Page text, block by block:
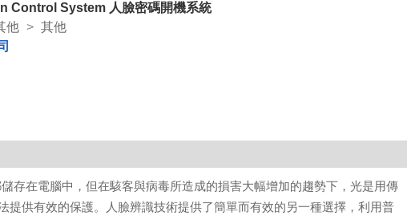
Control System 人臉密碼開機系統
他 > 其他
存在電腦中，但在駭客與病毒所造成的損害大幅增加的趨勢下，光是用傳
提供有效的保護。人臉辨識技術提供了簡單而有效的另一種選擇，利用普